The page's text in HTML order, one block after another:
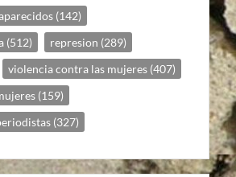
(142)
(512) represion (289)
violencia contra las mujeres (407)
(159)
(327)